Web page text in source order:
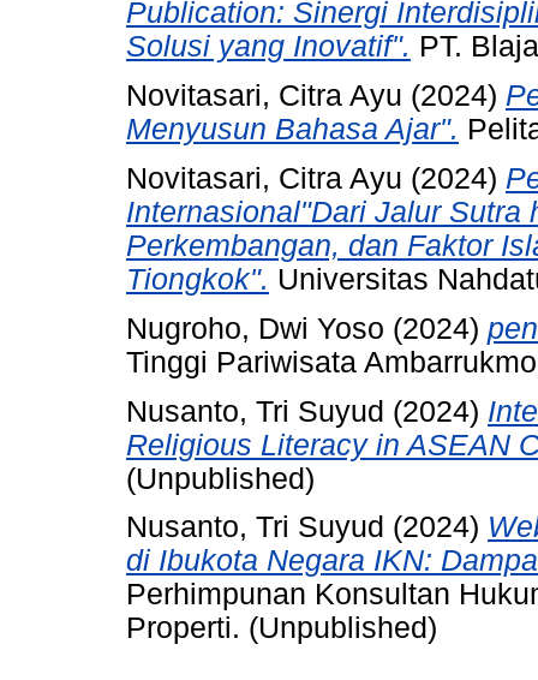
Publication: Sinergi
Solusi yang Inovatif". PT.
Novitasari, Citra Ayu (2024)
Menyusun Bahasa Ajar".
Novitasari, Citra Ayu (2024)
Internasional"Dari Jalur Sutra
Perkembangan, dan Faktor
Tiongkok". Universitas
Nugroho, Dwi Yoso (2024)
Tinggi Pariwisata
Nusanto, Tri Suyud (2024)
Religious Literacy in ASEAN
(Unpublished)
Nusanto, Tri Suyud (2024)
di Ibukota Negara IKN:
Perhimpunan Konsultan
Properti. (Unpublished)